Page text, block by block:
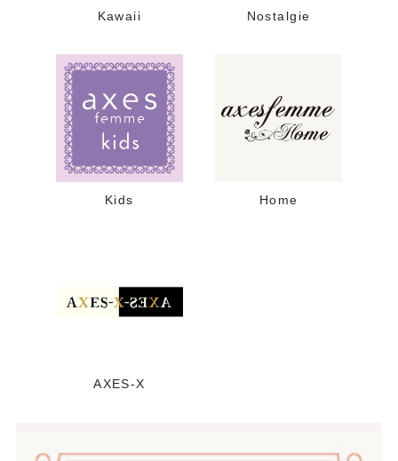
Kawaii Nostalgie
Kids Home
AXES-X